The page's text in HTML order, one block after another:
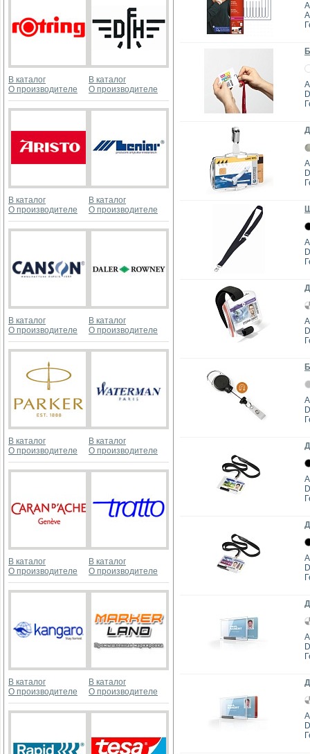
В каталог
О производителе
В каталог
О производителе
В каталог
О производителе
В каталог
О производителе
В каталог
О производителе
В каталог
О производителе
В каталог
О производителе
В каталог
О производителе
В каталог
О производителе
В каталог
О производителе
В каталог
О производителе
В каталог
О производителе